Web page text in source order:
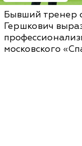
Бывший тренер
Гершкович
московского